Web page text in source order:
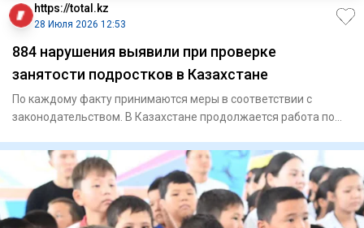
https://total.kz
28 Июля 2026 12:53
884 нарушения выявили при проверке
занятости подростков в Казахстане
По каждому факту принимаются меры в соответствии с
законодательством. В Казахстане продолжается работа по